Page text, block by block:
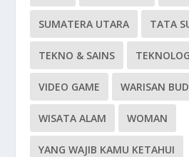
SUMATERA UTARA TATA
TEKNO & SAINS
VIDEO GAME WARISAN
WISATA ALAM WOMAN
YANG WAJIB KAMU KETAHUI